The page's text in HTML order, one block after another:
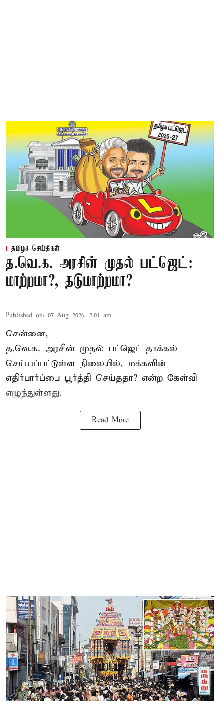
தமிழக செய்திகள்
த.வெ.க. அரசின் முதல் பட்ஜெட்:
மாற்றமா?, தடுமாற்றமா?
Published on: 07 Aug 2026, 2:01 am
சென்னை,
த.வெ.க. அரசின் முதல் பட்ஜெட் தாக்கல்
செய்யப்பட்டுள்ள நிலையில், மக்களின்
எதிர்பார்ப்பை பூர்த்தி செய்ததா? என்ற கேள்வி
எழுந்துள்ளது.
Read More